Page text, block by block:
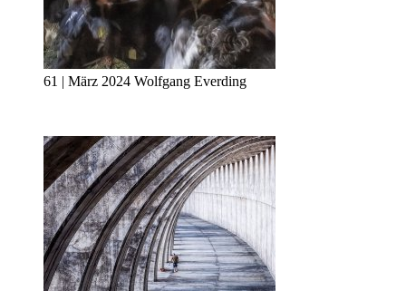
61 | März 2024 Wolfgang Everding